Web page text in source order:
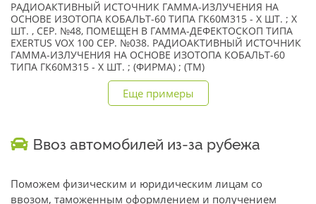
РАДИОАКТИВНЫЙ ИСТОЧНИК ГАММА-ИЗЛУЧЕНИЯ НА
ОСНОВЕ ИЗОТОПА КОБАЛЬТ-60 ТИПА ГК60М315 - X ШТ. ; X
ШТ. , СЕР. №48, ПОМЕЩЕН В ГАММА-ДЕФЕКТОСКОП ТИПА
EXERTUS VOX 100 СЕР. №038. РАДИОАКТИВНЫЙ ИСТОЧНИК
ГАММА-ИЗЛУЧЕНИЯ НА ОСНОВЕ ИЗОТОПА КОБАЛЬТ-60
ТИПА ГК60М315 - X ШТ. ; (ФИРМА) ; (TM)
Еще примеры
Ввоз автомобилей из-за рубежа
Поможем физическим и юридическим лицам со
ввозом, таможенным оформлением и получением